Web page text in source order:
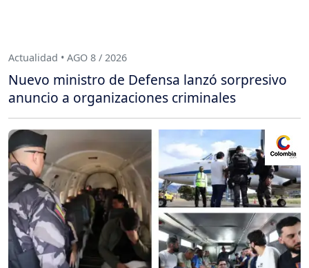
Actualidad • AGO 8 / 2026
Nuevo ministro de Defensa lanzó sorpresivo
anuncio a organizaciones criminales